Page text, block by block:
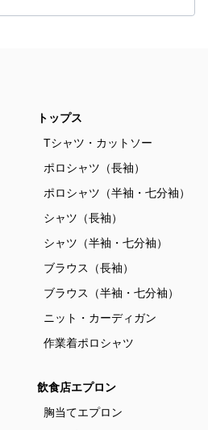
トップス
Tシャツ・カットソー
ポロシャツ（長袖）
ポロシャツ（半袖・七分袖）
シャツ（長袖）
シャツ（半袖・七分袖）
ブラウス（長袖）
ブラウス（半袖・七分袖）
ニット・カーディガン
作業着ポロシャツ
飲食店エプロン
胸当てエプロン